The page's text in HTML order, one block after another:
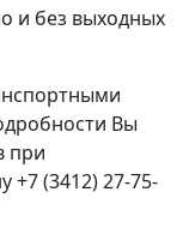
и без выходных
Вы
при
+7 (3412) 27-75-